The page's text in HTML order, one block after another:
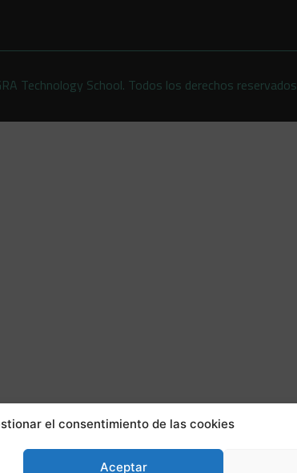
el consentimiento de las cookies
Aceptar
Technology School. Todos los derechos reservados